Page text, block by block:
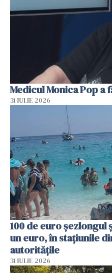
Medicul Monica Pop a
31 IULIE 2026
100 de euro șezlongul
un euro, în stațiunile
autoritățile
31 IULIE 2026